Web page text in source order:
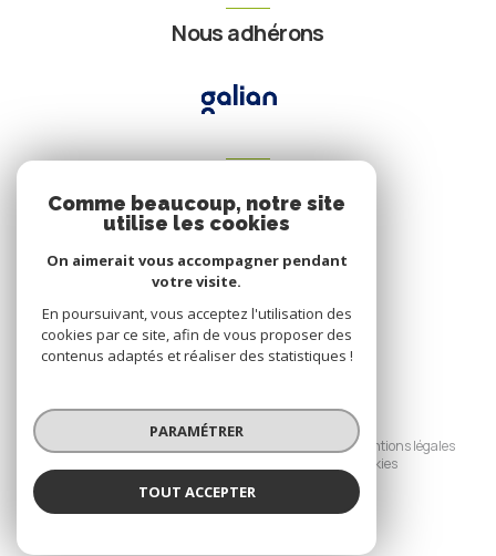
Nous adhérons
Espace propriétaire
© 2026 | Tous droits réservés
Mentions légales
Cookies
Comme beaucoup, notre site
utilise les cookies
On aimerait vous accompagner pendant
votre visite.
En poursuivant, vous acceptez l'utilisation des
cookies par ce site, afin de vous proposer des
contenus adaptés et réaliser des statistiques !
PARAMÉTRER
TOUT ACCEPTER